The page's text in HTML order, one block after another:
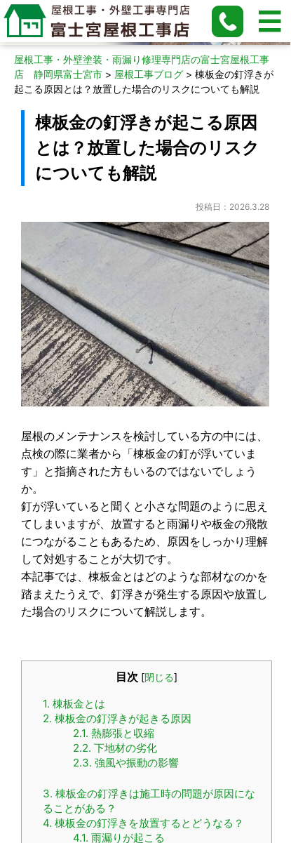
屋根工事ブログ
屋根工事・外壁塗装・雨漏り修理専門店の富士宮屋根工事
店 静岡県富士宮市 > 屋根工事ブログ > 棟板金の釘浮きが
起こる原因とは？放置した場合のリスクについても解説
棟板金の釘浮きが起こる原因
とは？放置した場合のリスク
についても解説
投稿日：2026.3.28
屋根のメンテナンスを検討している方の中には、
点検の際に業者から「棟板金の釘が浮いていま
す」と指摘された方もいるのではないでしょう
か。
釘が浮いていると聞くと小さな問題のように思え
てしまいますが、放置すると雨漏りや板金の飛散
につながることもあるため、原因をしっかり理解
して対処することが大切です。
本記事では、棟板金とはどのような部材なのかを
踏まえたうえで、釘浮きが発生する原因や放置し
た場合のリスクについて解説します。
目次 [閉じる]
1. 棟板金とは
2. 棟板金の釘浮きが起きる原因
2.1. 熱膨張と収縮
2.2. 下地材の劣化
2.3. 強風や振動の影響
3. 棟板金の釘浮きは施工時の問題が原因にな
ることがある？
4. 棟板金の釘浮きを放置するとどうなる？
4.1. 雨漏りが起こる